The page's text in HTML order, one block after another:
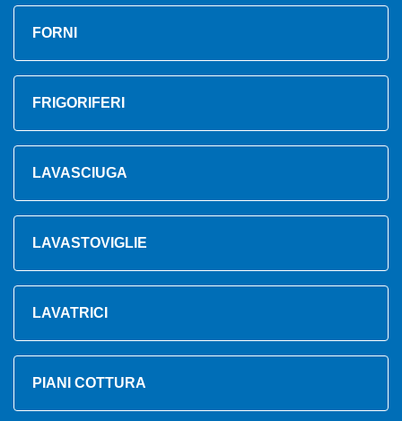
FORNI
FRIGORIFERI
LAVASCIUGA
LAVASTOVIGLIE
LAVATRICI
PIANI COTTURA